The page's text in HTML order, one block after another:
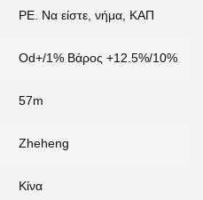
PE. Να είστε, νήμα, ΚΑΠ
Od+/1% Βάρος +12.5%/10%
57m
Zheheng
Κίνα